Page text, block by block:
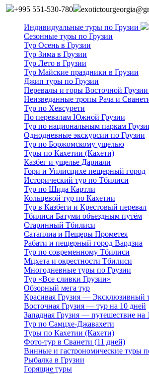
+995 551-530-780
Индивидуальные туры по Грузии
Сезонные туры по Грузии
Тур Осень в Грузии
Тур Зима в Грузии
Тур Лето в Грузии
Тур Майские праздники в Грузии
Джип туры по Грузии
Перевалы и горы Восточной
Неизведанные тропы Рача и
Тур по Хевсурети
По перевалам Южной Грузии
Тур по национальным паркам
Однодневные экскурсии по Грузии
Тур по Боржомскому ущелью
Туры по Кахетии (Кахети)
Казбег и ущелье Дариали
Гори и Уплисцихе пещерный город
Исторический тур по Тбилиси
Тур по Шида Картли
Кольцевой тур по Кахетии
Тур в Казбеги и Крестовый перевал
Тбилиси Батуми объездным путём
Старинный Тбилиси
Сатаплиа и Пещеры Прометея
Рабати и пещерный город Вардзиа
Тур по современному Тбилиси
Мцхета и окрестности Тбилиси
Многодневные туры по Грузии
Тур «Все сливки Грузии»
Обзорный мега тур
Красивая Грузия — Эксклюзивный
Восточная Грузия — тур на 10 дней
Западная Грузия — путешествие на
Тур по Самцхе-Джавахети
Туры по Кахетии (Кахети)
Фото-тур в Сванети (11 дней)
Винные и гастрономические туры
Рыбалка в Грузии
Горящие туры